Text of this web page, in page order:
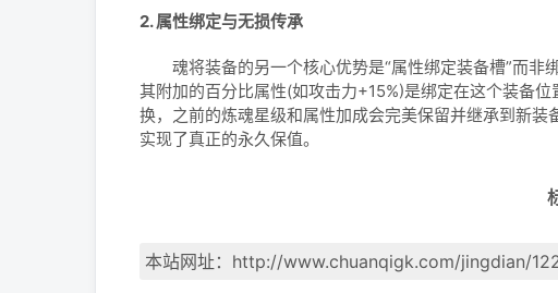
2. 属性绑定与无损传承
魂将装备的另一个核心优势是“属性绑定装备槽”而非
其附加的百分比属性(如攻击力+15%)是绑定在这个装备
换，之前的炼魂星级和属性加成会完美保留并继承到新
实现了真正的永久保值。
本站网址： http://www.chuanqigk.com/jingdian/